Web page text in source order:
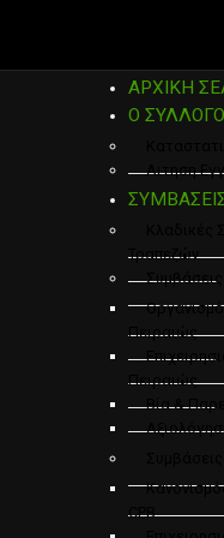
ΑΡΧΙΚΗ
Ο
Αιτηση
Τραπεζών
Πειραιώς
Πειραιώς
Βία &
CPB